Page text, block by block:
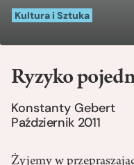
Kultura i Sztuka
Ryzyko
Konstanty Gebert
Październik 2011
Żyjemy w